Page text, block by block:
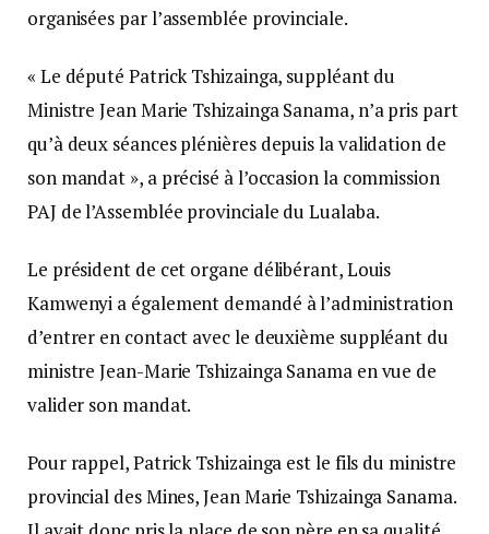
organisées par l’assemblée provinciale.
« Le député Patrick Tshizainga, suppléant du
Ministre Jean Marie Tshizainga Sanama, n’a pris part
qu’à deux séances plénières depuis la validation de
son mandat », a précisé à l’occasion la commission
PAJ de l’Assemblée provinciale du Lualaba.
Le président de cet organe délibérant, Louis
Kamwenyi a également demandé à l’administration
d’entrer en contact avec le deuxième suppléant du
ministre Jean-Marie Tshizainga Sanama en vue de
valider son mandat.
Pour rappel, Patrick Tshizainga est le fils du ministre
provincial des Mines, Jean Marie Tshizainga Sanama.